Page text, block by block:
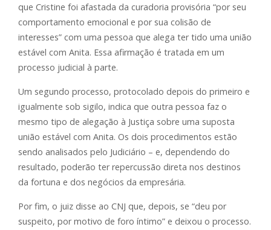
que Cristine foi afastada da curadoria provisória “por seu
comportamento emocional e por sua colisão de
interesses” com uma pessoa que alega ter tido uma união
estável com Anita. Essa afirmação é tratada em um
processo judicial à parte.
Um segundo processo, protocolado depois do primeiro e
igualmente sob sigilo, indica que outra pessoa faz o
mesmo tipo de alegação à Justiça sobre uma suposta
união estável com Anita. Os dois procedimentos estão
sendo analisados pelo Judiciário – e, dependendo do
resultado, poderão ter repercussão direta nos destinos
da fortuna e dos negócios da empresária.
Por fim, o juiz disse ao CNJ que, depois, se “deu por
suspeito, por motivo de foro íntimo” e deixou o processo.